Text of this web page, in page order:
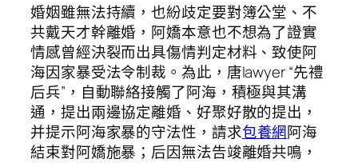
婚姻雖無法持續，也紛歧定要對簿公堂、不
共戴天才幹離婚，阿嬌本意也不想為了證實
情感曾經決裂而出具傷情判定材料、致使阿
海因家暴受法令制裁。為此，唐lawyer “先禮
后兵”，自動聯絡接觸了阿海，積極與其溝
通，提出兩邊協定離婚、好聚好散的提出，
并提示阿海家暴的守法性，請求包養網阿海
結束對阿嬌施暴；后因無法告竣離婚共鳴，